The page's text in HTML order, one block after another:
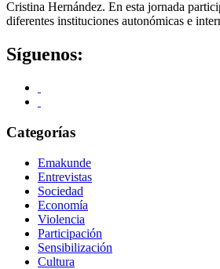
Cristina Hernández. En esta jornada
diferentes instituciones autonómicas e
Síguenos:
Categorías
Emakunde
Entrevistas
Sociedad
Economía
Violencia
Participación
Sensibilización
Cultura